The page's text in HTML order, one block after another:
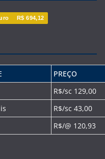
R$ 694,12
PREÇO
R$/sc 129,00
R$/sc 43,00
R$/@ 120,93